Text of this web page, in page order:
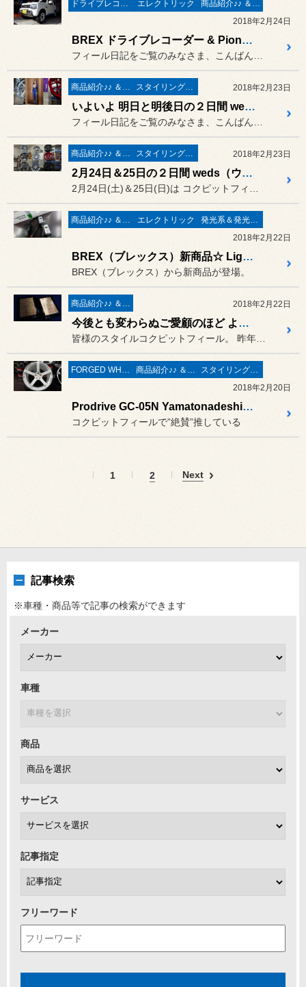
ドライブレコーダー＆レーダー取付 エレクトリック
商品紹介♪♪ ＆ ”フィール”からのお知らせ。
2018年2月24日
BREX ドライブレコーダー & Pioneer 楽ナビ＆スピーカー取付作業 ／ スズキ JB23 ジムニー
商品紹介♪♪ ＆ ”フィール”からのお知らせ。 スタイリング系 ホイール＆タイヤ＆エアロパーツ 2018年2月23日
いよいよ 明日と明後日の２日間 weds（ウェッズ）ホイール展示会 開催 ♪
商品紹介♪♪ ＆ ”フィール”からのお知らせ。 スタイリング系 ホイール＆タイヤ＆エアロパーツ 2018年2月23日
2月24日＆25日の２日間 weds（ウェッズ）ホイール展示会 開催しちゃいます ♪
商品紹介♪♪ ＆ ”フィール”からのお知らせ。 エレクトリック
発光系＆発光部位 白色化 系
2018年2月22日
BREX（ブレックス）新商品☆ Lightning Winker（ライトニングウィンカー）早速 入荷しました。
BREX（ブレックス）から新商品が登場。
商品紹介♪♪ ＆ ”フィール”からのお知らせ。 2018年2月22日
今後とも変わらぬご愛顧のほど よろしくお願い申し上げます。
FORGED WHEELS 商品紹介♪♪ ＆ ”フィール”からのお知らせ。
スタイリング系 ホイール＆タイヤ＆エアロパーツ
2018年2月20日
Prodrive GC-05N Yamatonadeshiko "MAIKO" edition
コクピットフィールで”絶賛”推している
1 2 Next
記事検索
※車種・商品等で記事の検索ができます
メーカー
車種
商品
サービス
記事指定
フリーワード